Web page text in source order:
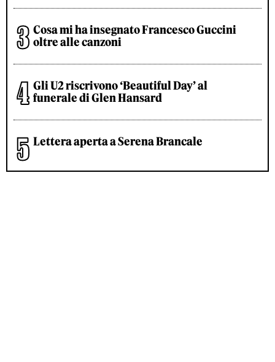
Cosa mi ha insegnato Francesco Guccini
oltre alle canzoni
Gli U2 riscrivono ‘Beautiful Day’ al
funerale di Glen Hansard
Lettera aperta a Serena Brancale